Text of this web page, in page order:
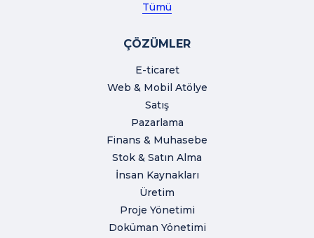
Tümü
ÇÖZÜMLER
E-ticaret
Web & Mobil Atölye
Satış
Pazarlama
Finans & Muhasebe
Stok & Satın Alma
İnsan Kaynakları
Üretim
Proje Yönetimi
Doküman Yönetimi